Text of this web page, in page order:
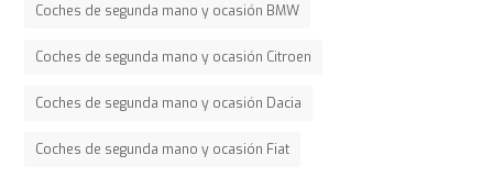
Coches de segunda mano y ocasión BMW
Coches de segunda mano y ocasión Citroen
Coches de segunda mano y ocasión Dacia
Coches de segunda mano y ocasión Fiat